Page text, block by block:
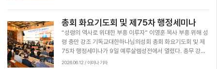
에 힘써 부흥의 주역이 되기를 축복했다. 이영훈 목사는 “하나
님께서는 한국교회 부흥의 역사 속에서 여성 지도자들을 귀하
게 사용하셨다. 최자실 목사님은 조용기 목사님과 함께 한국 순
복음 선교 운동의 기초를 세웠고, 박귀임 전도사님은 목포와 순
천, 광주 등 호남 지역에서 순복음 교회 개척에 앞장섰다”고 전
했다. 이어 “전국여교역자회가 신임 회장님을 중심으로 기도에
힘쓰고 늘 성령으로 충만함 받아 부흥의 역사를 이루어가자. 사
총회 화요기도회 및 제75차 행정세미나
“성령의 역사로 위대한 부흥 이루자” 이영훈 목사 부흥 위해 성
령 충만 강조 기독교대한하나님의성회 총회 화요기도회 및 제
75차 행정세미나가 9일 예루살렘성전에서 열렸다. 총무 강인
선 목사의 사회로 시작된 예배는 부총회장 엄진용 목사의 기도
2026.06.12 / 이미나 기자